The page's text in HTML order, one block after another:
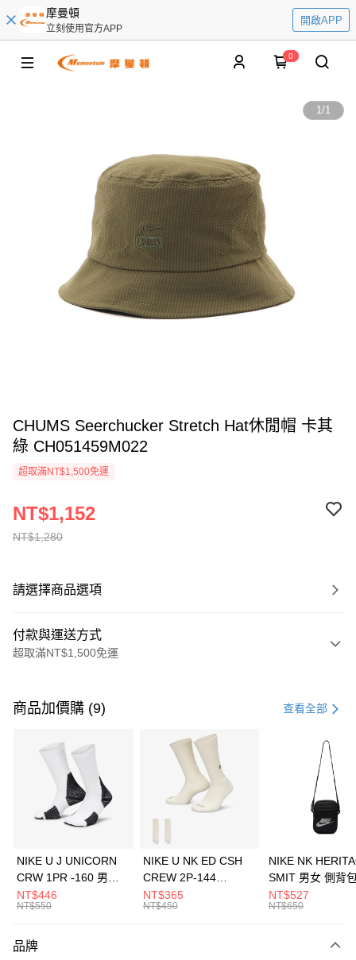
摩曼頓
立刻使用官方APP
開啟APP
0
1/1
CHUMS Seerchucker Stretch Hat休閒帽 卡其
綠 CH051459M022
超取滿NT$1,500免運
NT$1,280
NT$1,152
請選擇商品選項
付款與運送方式
超取滿NT$1,500免運
信用卡一次付款
3 期 0 利率 每期 21家銀行
合作金庫商業銀行
第一商業銀行
華南商業銀行
彰化商業銀行
上海商業儲蓄銀行
元大商業銀行
台灣樂天信用卡公司
Apple Pay
全盈+PAY
AFTEE先享後付
【關於「AFTEE先享後付」】
商品加價購 (9) 查看全部
NIKE U J UNICORN
CRW 1PR -160 男女
中統襪 FZ3393100
NT$446
NT$550
NIKE U NK ED CSH
CREW 2P-144
EMBRDY 男女 短統襪
FZ3073133
NT$365
NT$450
NIKE NK
SMIT 男女 側背
BA5871010
NT$527
NT$650
品牌